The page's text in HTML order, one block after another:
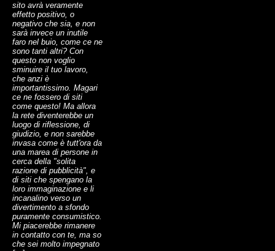
sito avrà veramente
effetto positivo, o
negativo che sia, e non
sarà invece un inutile
faro nel buio, come ce ne
sono tanti altri? Con
questo non voglio
sminuire il tuo lavoro,
che anzi è
importantissimo. Magari
ce ne fossero di siti
come questo! Ma allora
la rete diventerebbe un
luogo di riflessione, di
giudizio, e non sarebbe
invasa come è tutt'ora da
una marea di persone in
cerca della "solita
razione di pubblicità", e
di siti che spengano la
loro immaginazione e li
incanalino verso un
divertimento a sfondo
puramente consumistico.
Mi piacerebbe rimanere
in contatto con te, ma so
che sei molto impegnato